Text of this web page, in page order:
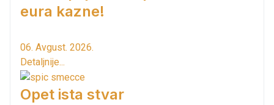
eura kazne!
06. Avgust. 2026.
Detaljnije...
Opet ista stvar